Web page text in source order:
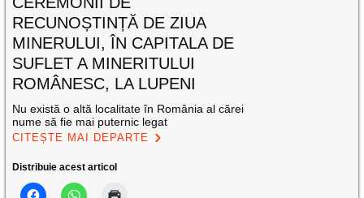
RECUNOȘTINȚĂ DE ZIUA
MINERULUI, ÎN CAPITALA DE
SUFLET A MINERITULUI
ROMÂNESC, LA LUPENI
Nu există o altă localitate în România al cărei
nume să fie mai puternic legat
CITEȘTE MAI DEPARTE
Distribuie acest articol